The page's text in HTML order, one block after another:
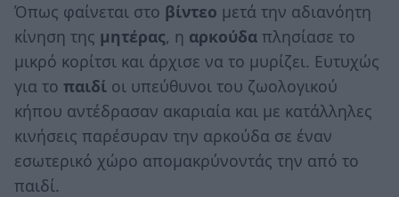
Όπως φαίνεται στο βίντεο μετά την αδιανόητη
κίνηση της μητέρας, η αρκούδα πλησίασε το
μικρό κορίτσι και άρχισε να το μυρίζει. Ευτυχώς
για το παιδί οι υπεύθυνοι του ζωολογικού
κήπου αντέδρασαν ακαριαία και με κατάλληλες
κινήσεις παρέσυραν την αρκούδα σε έναν
εσωτερικό χώρο απομακρύνοντάς την από το
παιδί.